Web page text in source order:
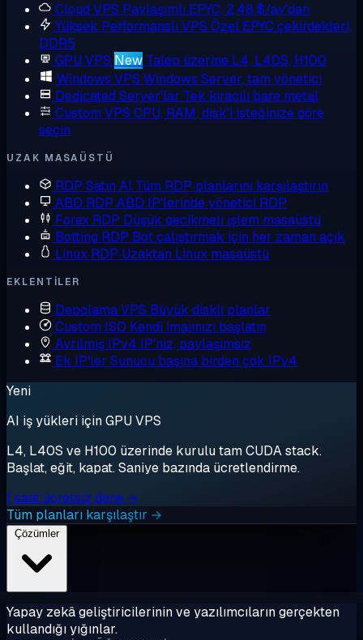
Cloud VPS Paylaşımlı EPYC, 2,48 $/ay'dan
Yüksek Performanslı VPS Özel EPYC çekirdekleri,
DDR5
GPU VPS New Talep üzerine L4, L40S, H100
Windows VPS Windows Server, tam yönetici
Dedicated Server'lar Tek kiracılı bare metal
Custom VPS CPU, RAM, disk'i isteğinize göre
seçin
UZAK MASAÜSTÜ
RDP Satın Al Tüm RDP planlarını karşılaştırın
ABD RDP ABD IP'lerinde yönetici RDP
Forex RDP Düşük gecikmeli işlem masaüstü
Botting RDP Bot çalıştırmak için her zaman açık
Linux RDP Uzaktan Linux masaüstü
EKLENTILER
Depolama VPS Büyük diskli planlar
Custom ISO Kendi imajınızı başlatın
Ayrılmış IPv4 IP'niz, paylaşımsız
Ek IP'ler Sunucu başına birden çok IPv4
Yeni
AI iş yükleri için GPU VPS
L4, L40S ve H100 üzerinde kurulu tam CUDA stack.
Başlat, eğit, kapat. Saniye bazında ücretlendirme.
1 saat ücretsiz dene →
Tüm planları karşılaştır →
Çözümler
Yapay zekâ geliştiricilerinin ve yazılımcıların gerçekten
kullandığı yığınlar.